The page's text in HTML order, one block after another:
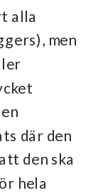
alla
men
där den
den ska
hela